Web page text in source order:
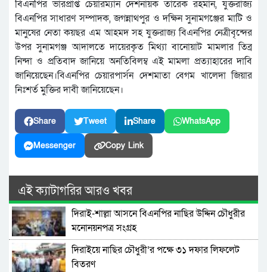
বিএনপির ভারপ্রাপ্ত চেয়ারম্যান দেশনায়ক তারেক রহমান, যুক্তরাজ্য
বিএনপির সাধারণ সম্পাদক, জগন্নাথপুর ও দক্ষিন সুনামগঞ্জের মাটি ও
মানুষের নেতা কয়ছর এম আহমদ সহ যুক্তরাজ্য বিএনপির নেত্রীবৃন্দের
উপর সুনামগঞ্জ আদালতে দায়েরকৃত মিথ্যা বানোয়াট মামলার তিব্র
নিন্দা ও প্রতিবাদ জানিয়ে অনতিবিলম্ব এই মামলা প্রত্যাহারের দাবি
জানিয়েছেন।বিএনপির চেয়ারপার্সন দেশমাতা বেগম খালেদা জিয়ার
নিঃশর্ত মুক্তির দাবী জানিয়েছেন।
Share Tweet Share WhatsApp
Messenger Copy Link
এই ক্যাটাগরির আরও খবর
দিরাই-শাল্লা আসনে বিএনপির নাছির উদ্দিন চৌধুরীর
মনোনয়নপত্র সংগ্রহ
দিরাইয়ে নাছির চৌধুরী’র পক্ষে ৩১ দফার লিফলেট
বিতরণ